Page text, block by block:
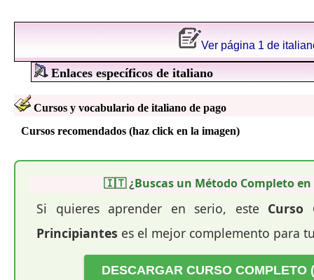
Ver página 1 de
Enlaces específicos de italiano
Cursos y vocabulario de italiano de pago
Cursos recomendados (haz click en la imagen)
🇮🇹 ¿Buscas un Método Completo en
Si quieres aprender en serio, este Curso
Principiantes es el mejor complemento para
DESCARGAR CURSO COMPLETO